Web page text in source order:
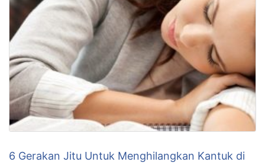
6 Gerakan Jitu Untuk Menghilangkan Kantuk di